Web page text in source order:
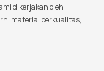
dikerjakan oleh
material berkualitas,